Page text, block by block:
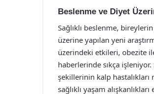
Beslenme ve Diyet
Sağlıklı beslenme,
üzerine yapılan yeni
üzerindeki etkileri, obezite
haberlerinde sıkça
şekillerinin kalp
sağlıklı yaşam